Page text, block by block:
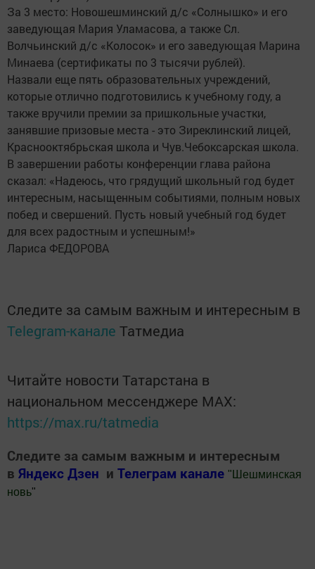
За 3 место: Новошешминский д/с «Солнышко» и его
заведующая Мария Уламасова, а также Сл.
Волчьинский д/с «Колосок» и его заведующая Марина
Минаева (сертификаты по 3 тысячи рублей).
Назвали еще пять образовательных учреждений,
которые отлично подготовились к учебному году, а
также вручили премии за пришкольные участки,
занявшие призовые места - это Зиреклинский лицей,
Краснооктябрьская школа и Чув.Чебоксарская школа.
В завершении работы конференции глава района
сказал: «Надеюсь, что грядущий школьный год будет
интересным, насыщенным событиями, полным новых
побед и свершений. Пусть новый учебный год будет
для всех радостным и успешным!»
Лариса ФЕДОРОВА
Следите за самым важным и интересным в
Telegram-канале Татмедиа
Читайте новости Татарстана в
национальном мессенджере MАХ:
https://max.ru/tatmedia
Следите за самым важным и интересным
в Яндекс Дзен и Телеграм канале " Шешминская
новь"